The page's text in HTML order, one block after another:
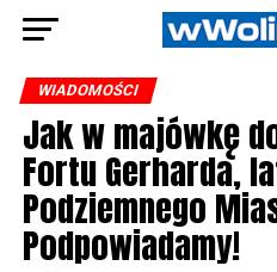
WIADOMOŚCI
Jak w majówkę
Fortu Gerharda,
Podziemnego
Podpowiadamy!